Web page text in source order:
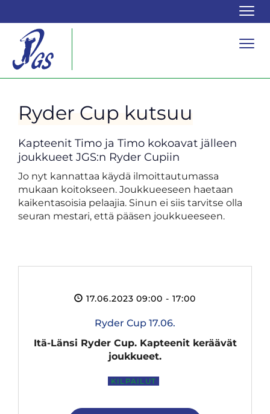
Ryder Cup kutsuu
Kapteenit Timo ja Timo kokoavat jälleen
joukkueet JGS:n Ryder Cupiin
Jo nyt kannattaa käydä ilmoittautumassa
mukaan koitokseen. Joukkueeseen haetaan
kaikentasoisia pelaajia. Sinun ei siis tarvitse olla
seuran mestari, että pääsen joukkueeseen.
17.06.2023 09:00- 17:00
Ryder Cup 17.06.
Itä-Länsi Ryder Cup. Kapteenit keräävät
joukkueet.
KILPAILUT